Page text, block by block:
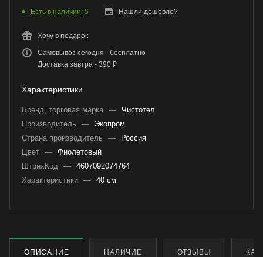
Есть в наличии: 5 Нашли дешевле?
Хочу в подарок
Самовывоз сегодня - бесплатно
Доставка завтра - 390 ₽
Характеристики
Бренд, торговая марка —
Чистотел
Производитель
—
Экопром
Страна производитель
—
Россия
Цвет — Фиолетовый
ШтрихКод — 4607092074764
Характеристики — 40 см
ОПИСАНИЕ НАЛИЧИЕ ОТЗЫВЫ